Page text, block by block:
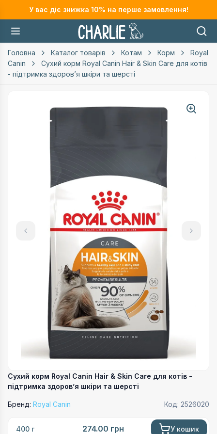
У вас діє знижка 10% на перше замовлення!
Головна Каталог товарів Котам Корм
Royal
Canin
Сухий корм Royal Canin Hair & Skin Care для котів
- підтримка здоров’я шкіри та шерсті
Сухий корм Royal Canin Hair & Skin Care для котів -
підтримка здоров’я шкіри та шерсті
Бренд: Royal Canin Код: 2526020
400 г 274.00 грн У кошик